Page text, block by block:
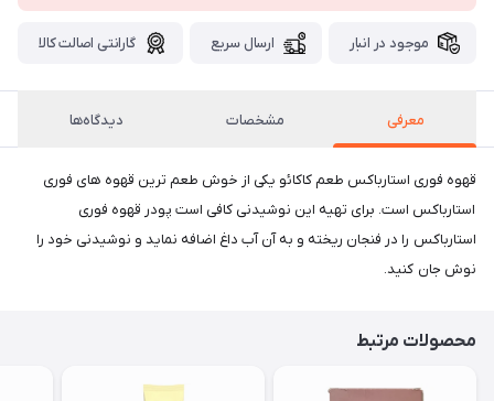
موجود در انبار ارسال سریع گارانتی اصالت کالا
معرفی مشخصات دیدگاه‌ها
قهوه فوری استارباکس طعم کاکائو یکی از خوش طعم ترین قهوه های فوری
استارباکس است. برای تهیه این نوشیدنی کافی است پودر قهوه فوری
استارباکس را در فنجان ریخته و به آن آب داغ اضافه نماید و نوشیدنی خود را
نوش جان کنید.
محصولات مرتبط